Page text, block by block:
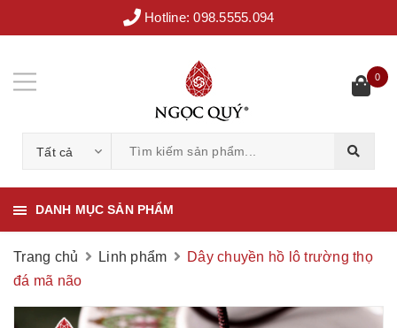
Hotline:098.5555.094
Tất cả
0
DANH MỤC SẢN PHẨM
Trang chủ Linh phẩm
Dây chuyền hồ lô trường thọ
đá mã não